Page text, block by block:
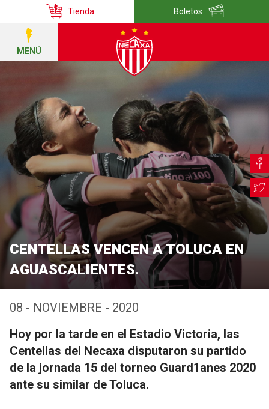
Tienda Boletos
MENÚ
CENTELLAS VENCEN A TOLUCA EN
AGUASCALIENTES.
08 - NOVIEMBRE - 2020
Hoy por la tarde en el Estadio Victoria, las
Centellas del Necaxa disputaron su partido
de la jornada 15 del torneo Guard1anes 2020
ante su similar de Toluca.